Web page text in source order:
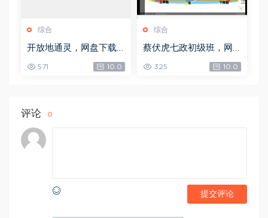
综合
开放地通灵，网盘下载
571 10.0
综合
蔡伏虎七政初级班，网
325 10.0
评论 0
提交评论